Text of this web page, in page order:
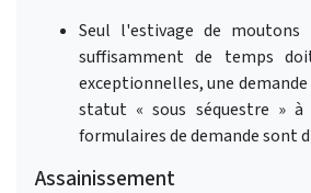
Seul l'estivage de
suffisamment de temps
exceptionnelles, une
statut « sous séquestre » à
formulaires de demande sont
Assainissement